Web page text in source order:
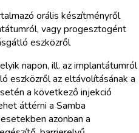
orális készítményről
vagy progesztogént
eszközről
napon, ill. az implantátumról
eszközről az eltávolításának a
a következő injekció
áttérni a Samba
azonban a